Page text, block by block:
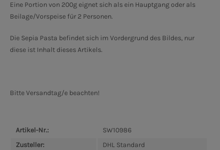
Eine Portion von 200g eignet sich als ein Hauptgang oder als
Beilage/Vorspeise für 2 Personen.
Die Sepia Pasta befindet sich im Vordergrund des Bildes, nur
diese ist Inhalt dieses Artikels.
Bitte Versandtag/e beachten!
Artikel-Nr.:
SW10986
Zusteller:
DHL Standard